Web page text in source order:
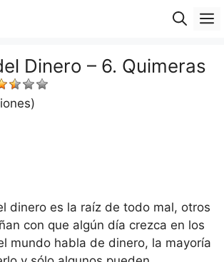
Dinero – 6. Quimeras
dinero es la raí­z de todo mal, otros
con que algún dí­a crezca en los
mundo habla de dinero, la mayorí­a